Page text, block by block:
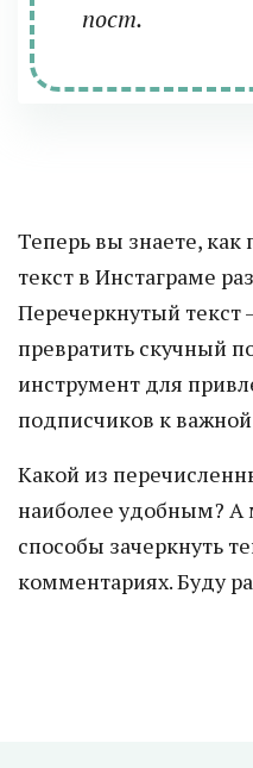
пост.
Теперь вы знаете,
текст в Инстаграме
Перечеркнутый текст
превратить скучный
инструмент для
подписчиков к
Какой из
наиболее удобным? А
способы зачеркнуть
комментариях. Буду